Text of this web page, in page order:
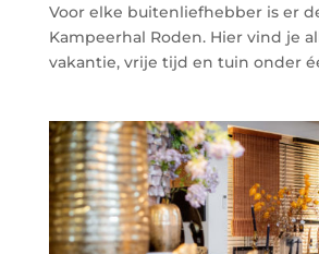
Voor elke buitenliefhebber is er
Kampeerhal Roden. Hier vind je
vakantie, vrije tijd en tuin onder